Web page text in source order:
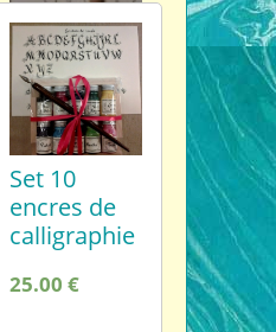
Porte-
plume en
bois naturel
8.00 €
Set 10
encres de
calligraphie
25.00 €